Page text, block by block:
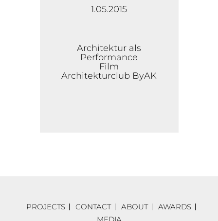
1.05.2015
Architektur als
Performance
Film
Architekturclub ByAK
PROJECTS CONTACT ABOUT
AWARDS